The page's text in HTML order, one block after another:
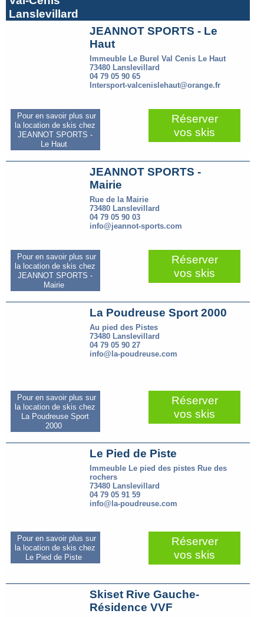
Lanslevillard
JEANNOT SPORTS - Le
Haut
Immeuble Le Burel Val Cenis Le Haut
73480 Lanslevillard
04 79 05 90 65
Intersport-valcenislehaut@orange.fr
Pour en savoir plus sur
la location de skis chez
JEANNOT SPORTS -
Le Haut
Réserver
vos skis
JEANNOT SPORTS -
Mairie
Rue de la Mairie
73480 Lanslevillard
04 79 05 90 03
info@jeannot-sports.com
Pour en savoir plus sur
la location de skis chez
JEANNOT SPORTS -
Mairie
Réserver
vos skis
La Poudreuse Sport 2000
Au pied des Pistes
73480 Lanslevillard
04 79 05 90 27
info@la-poudreuse.com
Pour en savoir plus sur
la location de skis chez
La Poudreuse Sport
2000
Réserver
vos skis
Le Pied de Piste
Immeuble Le pied des pistes Rue des
rochers
73480 Lanslevillard
04 79 05 91 59
info@la-poudreuse.com
Pour en savoir plus sur
la location de skis chez
Le Pied de Piste
Réserver
vos skis
Skiset Rive Gauche-
Résidence VVF